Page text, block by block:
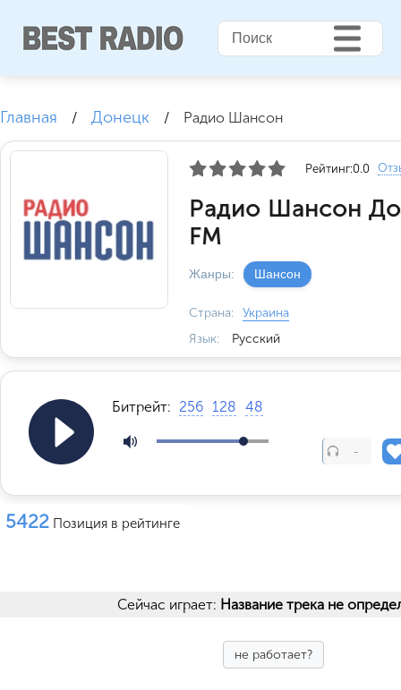
Главная / Донецк / Радио Шансон
Рейтинг:0.0
Радио Шансон
FM
Жанры: Шансон
Страна:
Украина
Язык:
Русский
Битрейт: 256 128 48
-
5422 Позиция в рейтинге
Сейчас играет: Название трека не
не работает?